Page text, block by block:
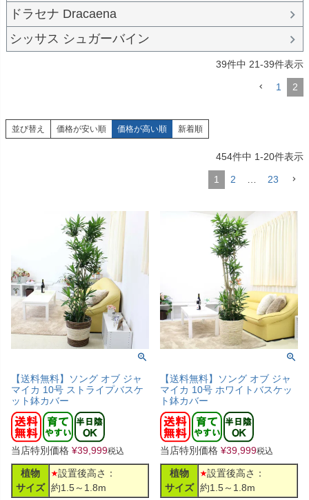
ドラセナ Dracaena
シッサス シュガーバイン
39件中 21-39件表示
1 2
並び替え 価格が安い順 価格が高い順 新着順
454件中 1-20件表示
1 2 23
【送料無料】ソング オブ ジャ
マイカ 10号 ストライプバスケ
ット鉢カバー
当店特別価格 ¥39,999税込
植物
サイズ
設置後高さ：
約1.5～1.8m
【送料無料】ソング オブ ジャ
マイカ 10号 ホワイトバスケッ
ト鉢カバー
当店特別価格 ¥39,999税込
植物
サイズ
設置後高さ：
約1.5～1.8m